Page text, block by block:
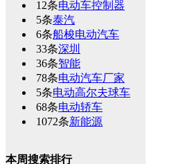
12条电动车控制器
5条泰汽
6条船梭电动汽车
33条深圳
36条智能
78条电动汽车厂家
5条电动高尔夫球车
68条电动轿车
1072条新能源
本周搜索排行